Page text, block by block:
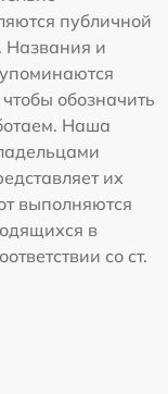
публичной
Названия и
обозначить
Наша
их
выполняются
в
со ст.